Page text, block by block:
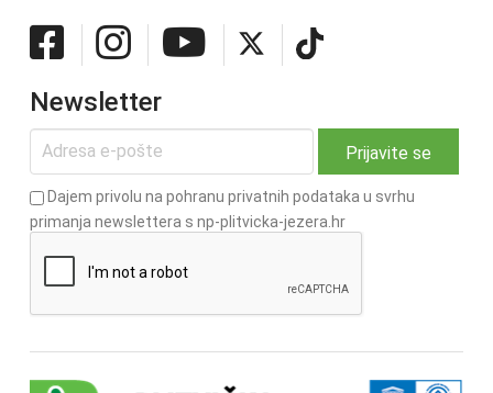
Newsletter
Dajem privolu na pohranu privatnih podataka u svrhu
primanja newslettera s np-plitvicka-jezera.hr